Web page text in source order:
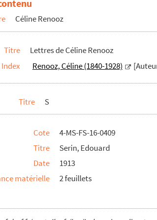
Céline Renooz
Titre
Lettres de Céline Renooz
Index
Renooz, Céline (1840-1928)
Titre S
Cote
4-MS-FS-16-0409
Titre
Serin, Edouard
Date
1913
matérielle
2 feuillets